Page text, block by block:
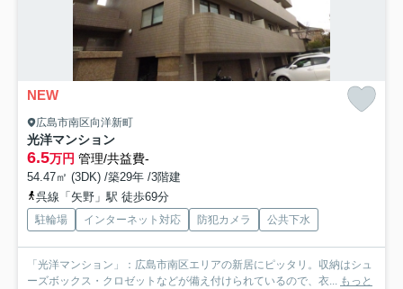
NEW
広島市南区向洋新町
光洋マンション
6.5万円 管理/共益費-
54.47㎡ (3DK) /築29年 /3階建
呉線「矢野」駅 徒歩69分
駐輪場 インターネット対応 防犯カメラ 公共下水
「光洋マンション」：広島市南区エリアの新居にピッタリ。収納はシュ
ーズボックス・クロゼットなどが備え付けられているので、衣... もっと